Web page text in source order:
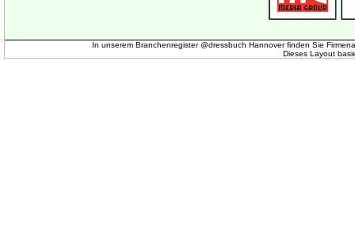
In unserem Branchenregister @dressbuch Hannover finden Sie
Dieses Layout